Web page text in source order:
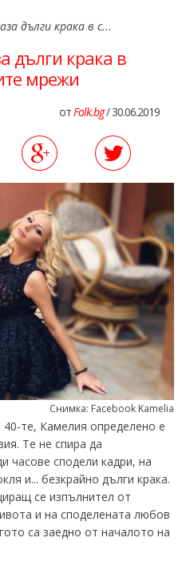
дълги крака в с...
дълги крака в
мрежи
отFolk.bg/ 30.06.2019
Снимка: Facebook Kamelia
те, Камелия определено е
Те не спира да
часове сподели кадри, на
и... безкрайно дълги крака.
се изпълнител от
и на споделената любов
са заедно от началото на